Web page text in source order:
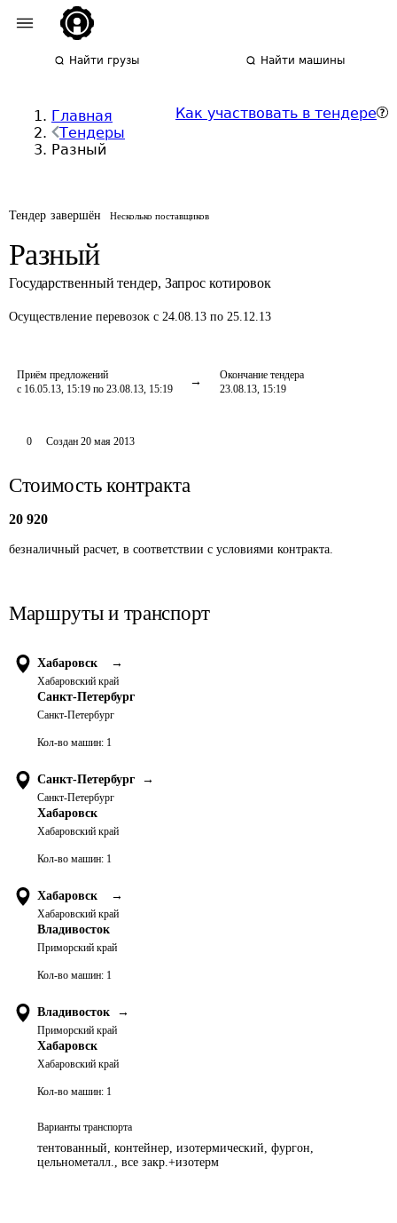
Найти грузы Найти машины
Главная
Тендеры
Разный
Как участвовать в тендере
Тендер завершён Несколько поставщиков
Разный
Государственный тендер, Запрос котировок
Осуществление перевозок с 24.08.13 по 25.12.13
Приём предложений
с 16.05.13, 15:19 по 23.08.13, 15:19
Окончание тендера
23.08.13, 15:19
0 Создан 20 мая 2013
Стоимость контракта
20 920
безналичный расчет, в соответствии с условиями контракта.
Маршруты и транспорт
Хабаровск →
Хабаровский край
Санкт-Петербург
Санкт-Петербург
Кол-во машин: 1
Санкт-Петербург →
Санкт-Петербург
Хабаровск
Хабаровский край
Кол-во машин: 1
Хабаровск →
Хабаровский край
Владивосток
Приморский край
Кол-во машин: 1
Владивосток →
Приморский край
Хабаровск
Хабаровский край
Кол-во машин: 1
Варианты транспорта
тентованный, контейнер, изотермический, фургон,
цельнометалл., все закр.+изотерм